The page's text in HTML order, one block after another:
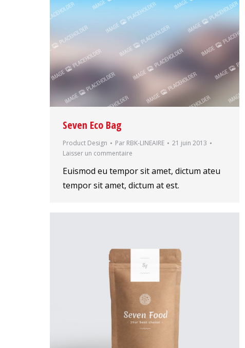
Seven Eco Bag
Product Design Par RBK-LINEAIRE
21 juin 2013
Laisser un commentaire
Euismod eu tempor sit amet, dictum ateu
tempor sit amet, dictum at est.